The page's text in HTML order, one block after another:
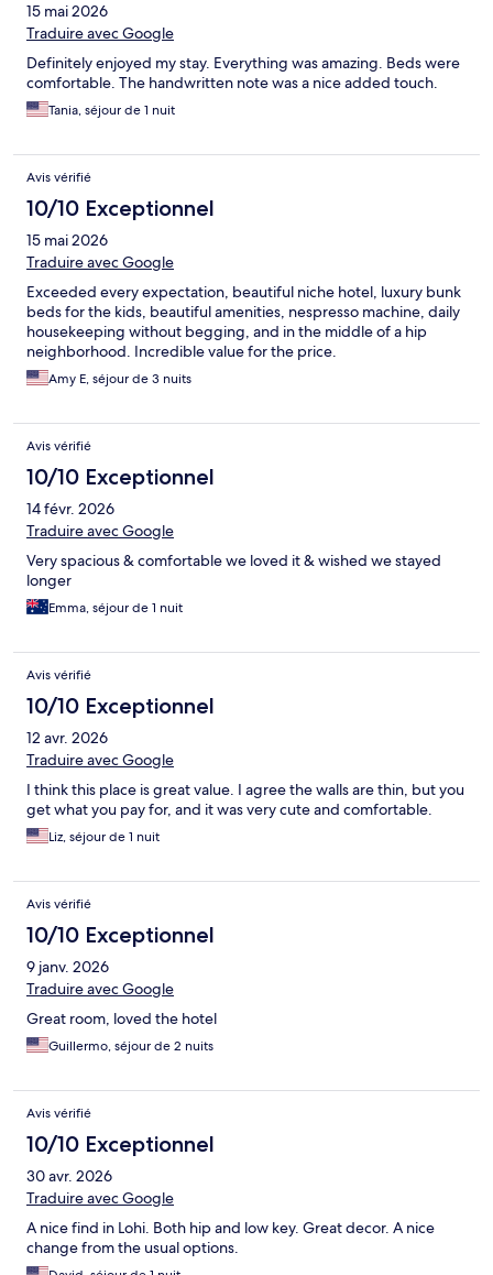
15 mai 2026
Traduire avec Google
Definitely enjoyed my stay. Everything was amazing. Beds were
comfortable. The handwritten note was a nice added touch.
Tania, séjour de 1 nuit
Avis vérifié
10/10 Exceptionnel
15 mai 2026
Traduire avec Google
Exceeded every expectation, beautiful niche hotel, luxury bunk
beds for the kids, beautiful amenities, nespresso machine, daily
housekeeping without begging, and in the middle of a hip
neighborhood. Incredible value for the price.
Amy E, séjour de 3 nuits
Avis vérifié
10/10 Exceptionnel
14 févr. 2026
Traduire avec Google
Very spacious & comfortable we loved it & wished we stayed
longer
Emma, séjour de 1 nuit
Avis vérifié
10/10 Exceptionnel
12 avr. 2026
Traduire avec Google
I think this place is great value. I agree the walls are thin, but you
get what you pay for, and it was very cute and comfortable.
Liz, séjour de 1 nuit
Avis vérifié
10/10 Exceptionnel
9 janv. 2026
Traduire avec Google
Great room, loved the hotel
Guillermo, séjour de 2 nuits
Avis vérifié
10/10 Exceptionnel
30 avr. 2026
Traduire avec Google
A nice find in Lohi. Both hip and low key. Great decor. A nice
change from the usual options.